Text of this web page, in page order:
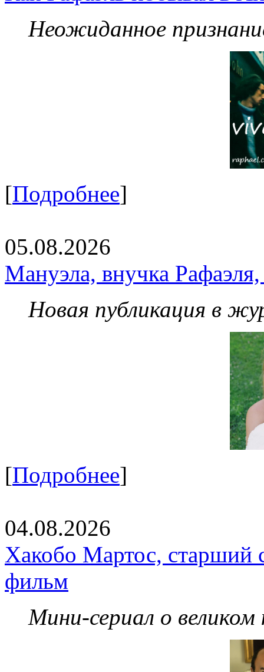
Неожиданное
[Подробнее]
05.08.2026
Мануэла, внучка
Новая публикация в
[Подробнее]
04.08.2026
Хакобо Мартос, старший
фильм
Мини-сериал о великом